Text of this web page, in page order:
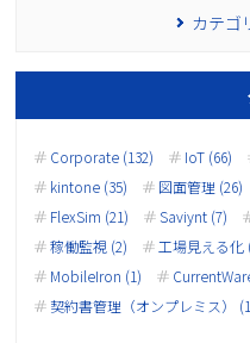
カテゴ
Corporate (132) IoT (66)
kintone (35)
図面管理 (26)
FlexSim (21)
Saviynt (7)
稼働監視 (2)
工場見える化
MobileIron (1)
契約書管理（オンプレミス）